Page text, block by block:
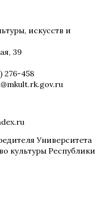
искусств и
39
276-458
Университета
культуры Республики